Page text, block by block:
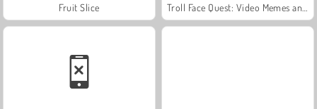
Fruit Slice